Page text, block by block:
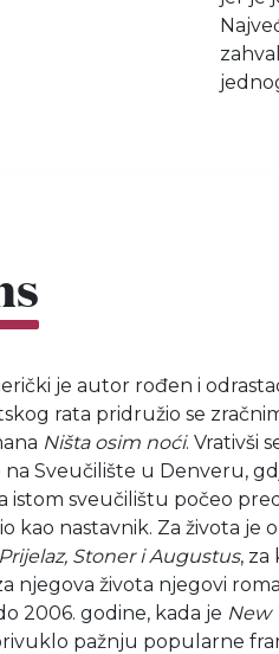
je autor rođen i
rata pridružio se
Ništa osim noći. Vrativši
Sveučilište u Denveru,
istom sveučilištu počeo
kao nastavnik. Za života je
Stoner i Augustus, za
njegova života njegovi
2006. godine, kada je New
pažnju popularne